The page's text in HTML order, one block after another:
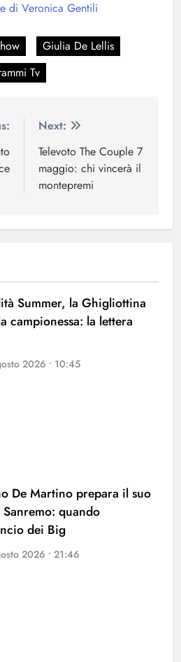
di Veronica Gentili
Giulia De Lellis
Tv
Next:
Televoto The Couple 7
maggio: chi vincerà il
montepremi
Summer, la Ghigliottina
campionessa: la lettera
2026 • 10:45
De Martino prepara il suo
quando
dei Big
2026 • 21:46